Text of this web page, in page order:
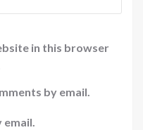
in this browser
by email.
email.